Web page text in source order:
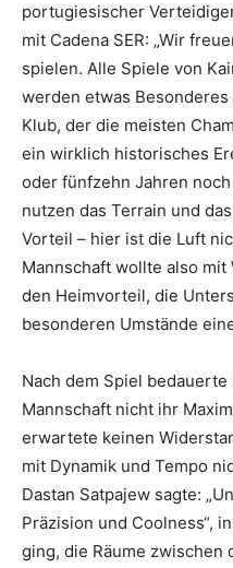
portugiesischer
mit Cadena SER: „Wir
spielen. Alle Spiele von
werden etwas
Klub, der die meisten
ein wirklich historisches
oder fünfzehn Jahren
nutzen das Terrain und
Vorteil – hier ist die Luft
Mannschaft wollte also
den Heimvorteil, die
besonderen Umstände
Nach dem Spiel
Mannschaft nicht ihr
erwartete keinen
mit Dynamik und Tempo
Dastan Satpajew sagte:
Präzision und Coolness“,
ging, die Räume zwischen